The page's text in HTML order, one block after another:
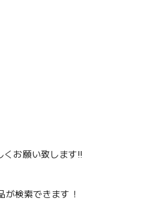
お願い致します‼️
検索できます！